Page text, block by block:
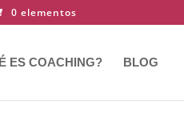
0 elementos
ES COACHING? BLOG